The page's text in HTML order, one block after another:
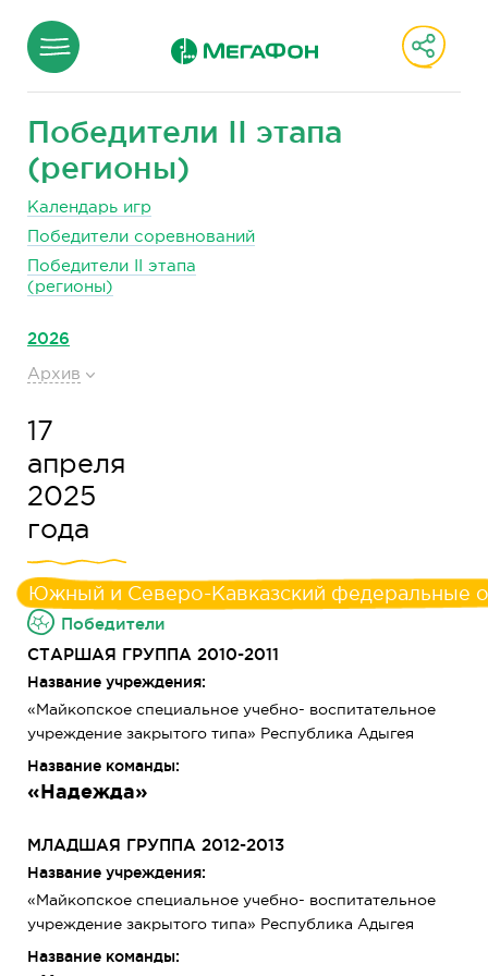
Победители II этапа
(регионы)
Календарь игр
Победители соревнований
Победители II этапа
(регионы)
2026
Архив
17
апреля
2025
года
Южный и Северо-Кавказский федеральные
Победители
СТАРШАЯ ГРУППА 2010-2011
Название учреждения:
«Майкопское специальное учебно- воспитательное
учреждение закрытого типа» Республика Адыгея
Название команды:
«Надежда»
МЛАДШАЯ ГРУППА 2012-2013
Название учреждения:
«Майкопское специальное учебно- воспитательное
учреждение закрытого типа» Республика Адыгея
Название команды: